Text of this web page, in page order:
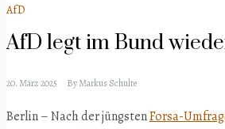
AfD
AfD legt im Bund
20. März 2025 ByMarkus Schulte
Berlin – Nach der jüngstenForsa-